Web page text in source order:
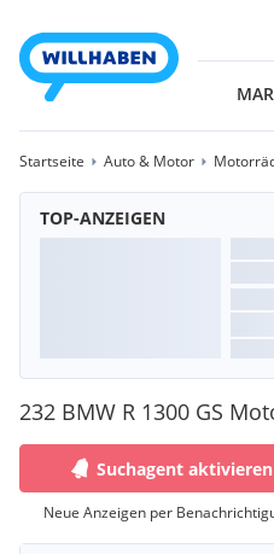
Startseite Auto & Motor
TOP-ANZEIGEN
232 BMW R 1300 GS
Suchagent aktivieren
Neue Anzeigen per